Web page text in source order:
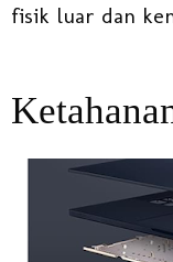
fisik luar dan